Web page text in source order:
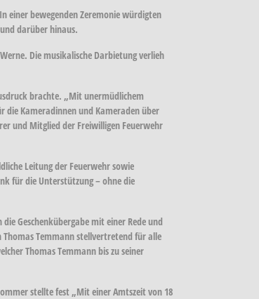
einer bewegenden Zeremonie würdigten
darüber hinaus.
Die musikalische Darbietung verlieh
brachte. „Mit unermüdlichem
die Kameradinnen und Kameraden über
und Mitglied der Freiwilligen Feuerwehr
Leitung der Feuerwehr sowie
für die Unterstützung – ohne die
Geschenkübergabe mit einer Rede und
Thomas Temmann stellvertretend für alle
Thomas Temmann bis zu seiner
stellte fest „Mit einer Amtszeit von 18